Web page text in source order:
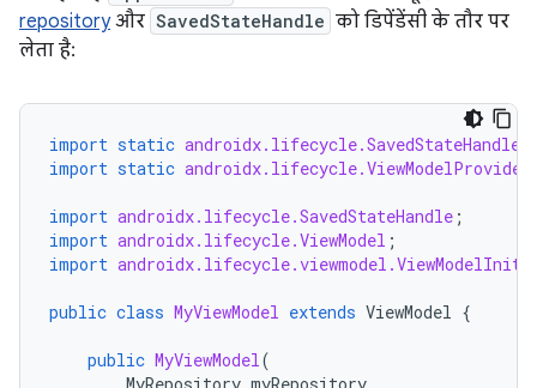
repositoryऔर SavedStateHandle को डिपेंडेंसी के तौर पर
लेता है:
import static
import static
import androidx.lifecycle.SavedStateHandle ;
import androidx.lifecycle.ViewModel ;
import
public class MyViewModel extends ViewModel {
public MyViewModel(